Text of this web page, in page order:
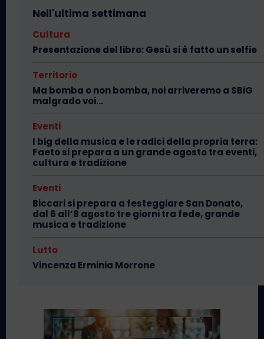
Nell'ultima settimana
Cultura
Presentazione del libro: Gesù si è fatto un selfie
Territorio
Ma bomba o non bomba, noi arriveremo a SBiG
malgrado voi…
Eventi
I big della musica e le radici della propria terra:
Faeto si prepara a un grande agosto tra eventi,
cultura e tradizione
Eventi
Biccari si prepara a festeggiare San Donato,
dal 6 all’8 agosto tre giorni tra fede, grande
musica e tradizione
Lutto
Vincenza Erminia Morrone